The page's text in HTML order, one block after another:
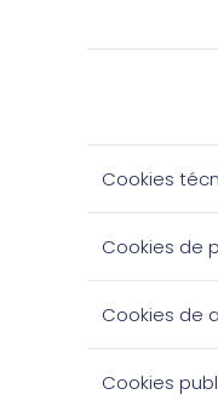
Cookies
Cookies de
Cookies de
Cookies